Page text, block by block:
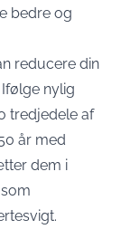
bedre og
reducere din
nylig
tredjedele af
år med
dem i